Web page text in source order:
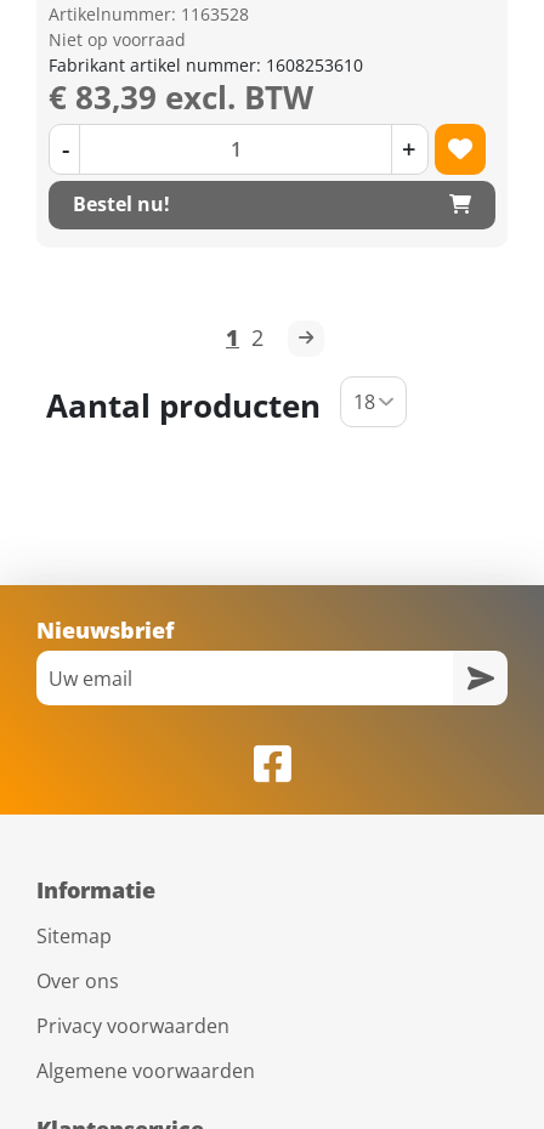
Artikelnummer: 1163528
Niet op voorraad
Fabrikant artikel nummer: 1608253610
€ 83,39 excl. BTW
- +
Bestel nu!
1 2
Aantal producten
Nieuwsbrief
Informatie
Sitemap
Over ons
Privacy voorwaarden
Algemene voorwaarden